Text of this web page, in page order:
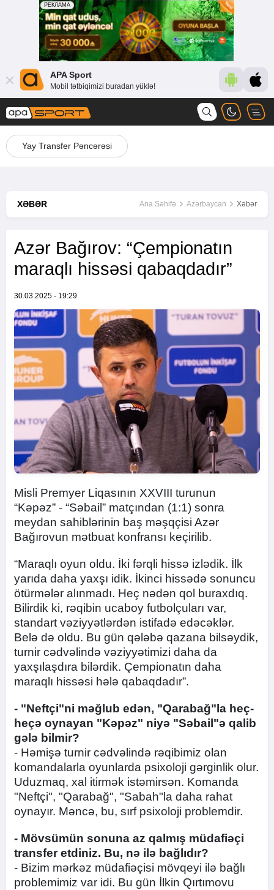
APA Sport
Mobil tətbiqimizi buradan yüklə!
Yay Transfer Pəncərəsi
XƏBƏR Ana Səhifə Azərbaycan Xəbər
Azər Bağırov: “Çempionatın
maraqlı hissəsi qabaqdadır”
30.03.2025 - 19:29
Misli Premyer Liqasının XXVIII turunun
“Kəpəz” - “Səbail” matçından (1:1) sonra
meydan sahiblərinin baş məşqçisi Azər
Bağırovun mətbuat konfransı keçirilib.
“Maraqlı oyun oldu. İki fərqli hissə izlədik. İlk
yarıda daha yaxşı idik. İkinci hissədə sonuncu
ötürmələr alınmadı. Heç nədən qol buraxdıq.
Bilirdik ki, rəqibin ucaboy futbolçuları var,
standart vəziyyətlərdən istifadə edəcəklər.
Belə də oldu. Bu gün qələbə qazana bilsəydik,
turnir cədvəlində vəziyyətimizi daha da
yaxşılaşdıra bilərdik. Çempionatın daha
maraqlı hissəsi hələ qabaqdadır”.
- "Neftçi"ni məğlub edən, "Qarabağ"la heç-
heçə oynayan "Kəpəz" niyə "Səbail"ə qalib
gələ bilmir?
- Həmişə turnir cədvəlində rəqibimiz olan
komandalarla oyunlarda psixoloji gərginlik olur.
Uduzmaq, xal itirmək istəmirsən. Komanda
"Neftçi", "Qarabağ", "Sabah"la daha rahat
oynayır. Məncə, bu, sırf psixoloji problemdir.
- Mövsümün sonuna az qalmış müdafiəçi
transfer etdiniz. Bu, nə ilə bağlıdır?
- Bizim mərkəz müdafiəçisi mövqeyi ilə bağlı
problemimiz var idi. Bu gün İlkin Qırtımovu